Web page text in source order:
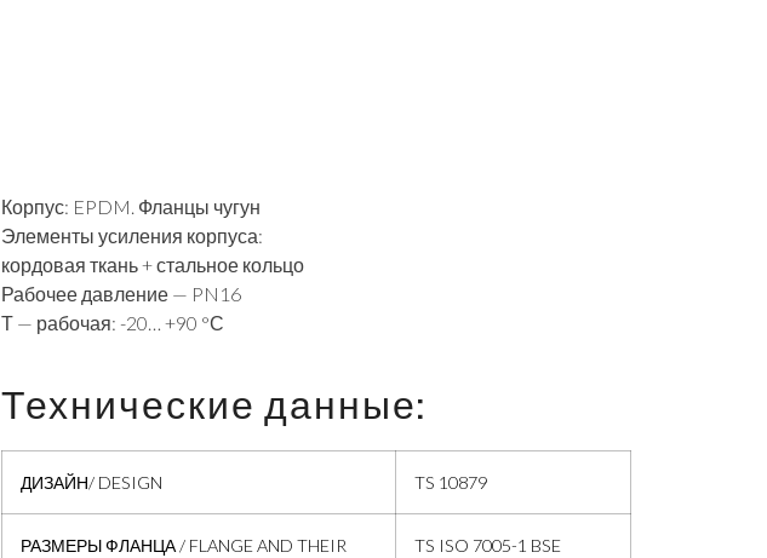
Корпус: EPDM. Фланцы чугун
Элементы усиления корпуса:
кордовая ткань + стальное кольцо
Рабочее давление — PN16
Т — рабочая: -20… +90 °С
Технические данные:
ДИЗАЙН/ DESIGN TS 10879
РАЗМЕРЫ ФЛАНЦА / FLANGE AND THEIR
TS ISO 7005-1 BSE